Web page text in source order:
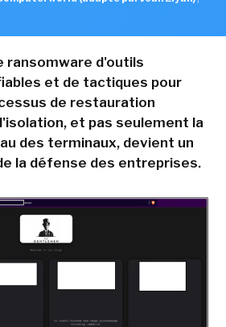
ransomware d'outils
et de tactiques pour
de restauration
et pas seulement la
des terminaux, devient un
la défense des entreprises.